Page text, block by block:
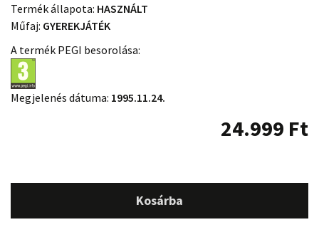
Termék állapota: HASZNÁLT
Műfaj: GYEREKJÁTÉK
A termék PEGI besorolása:
Megjelenés dátuma: 1995.11.24.
24.999 Ft
Kosárba